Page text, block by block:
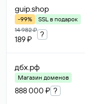
guip.shop
-99%
SSL в подарок
14 982 ₽
189 ₽
?
дбх.рф
Магазин доменов
888 000 ₽ ?